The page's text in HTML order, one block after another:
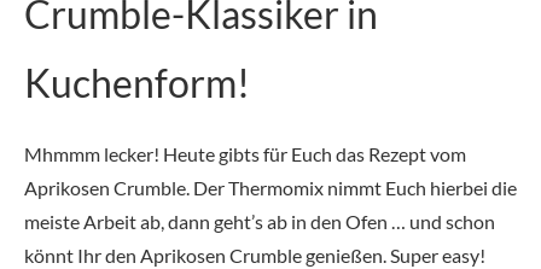
Crumble-Klassiker in
Kuchenform!
Mhmmm lecker! Heute gibts für Euch das Rezept vom
Aprikosen Crumble. Der Thermomix nimmt Euch hierbei die
meiste Arbeit ab, dann geht’s ab in den Ofen … und schon
könnt Ihr den Aprikosen Crumble genießen. Super easy!